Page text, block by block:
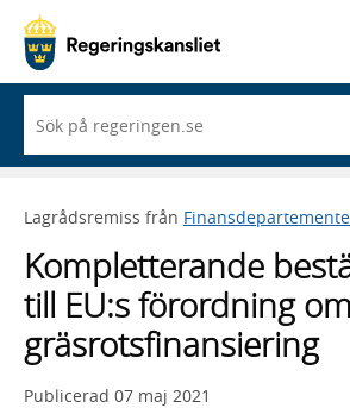
du
börjar
skriva
framträder
lista
med
sökförslag
Lagrådsremiss från
Kompletterande
till EU:s förordning om
gräsrotsfinansiering
Publicerad 07 maj 2021